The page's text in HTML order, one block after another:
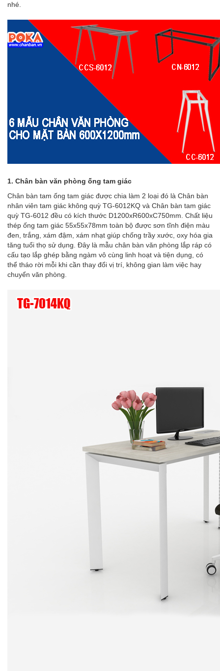
nhé.
1. Chân bàn văn phòng ống tam giác
Chân bàn tam ống tam giác được chia làm 2 loại đó là Chân bàn
nhân viên tam giác không quỳ TG-6012KQ và Chân bàn tam giác
quỳ TG-6012 đều có kích thước D1200xR600xC750mm. Chất liệu
thép ống tam giác 55x55x78mm toàn bộ được sơn tĩnh điện màu
đen, trắng, xám đậm, xám nhạt giúp chống trầy xước, oxy hóa gia
tăng tuổi thọ sử dụng. Đây là mẫu chân bàn văn phòng lắp ráp có
cấu tạo lắp ghép bằng ngàm vô cùng linh hoạt và tiện dụng, có
thể tháo rời mỗi khi cần thay đổi vị trí, không gian làm việc hay
chuyển văn phòng.